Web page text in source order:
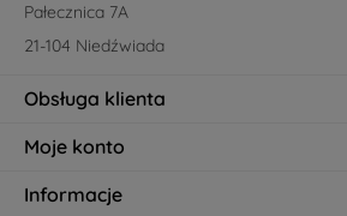
Pałecznica 7A
21-104 Niedźwiada
Obsługa klienta
Moje konto
Informacje